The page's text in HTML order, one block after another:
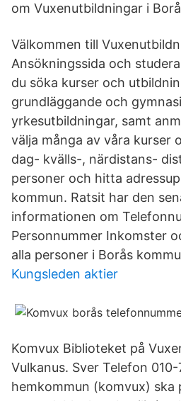
om Vuxenutbildningar i
Välkommen till
Ansökningssida och
du söka kurser och
grundläggande och
yrkesutbildningar, samt
välja många av våra kurser
dag- kvälls-, närdistans-
personer och hitta
kommun. Ratsit har den
informationen om
Personnummer Inkomster
alla personer i Borås
Kungsleden aktier
Komvux Biblioteket på
Vulkanus. Sver Telefon
hemkommun (komvux) ska